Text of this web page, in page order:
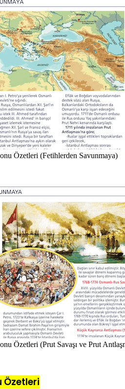
Özetleri (Fetihlerden Savunmaya)
Özetleri (Prut Savaşı ve Prut
Özetleri